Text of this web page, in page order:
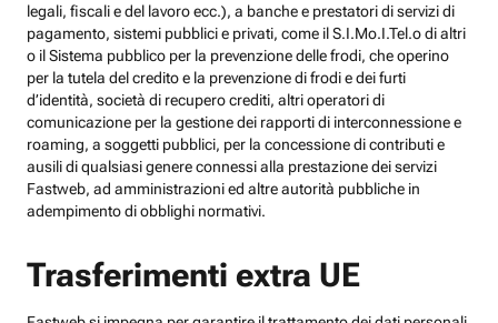
legali, fiscali e del lavoro ecc.), a banche e prestatori di servizi di
pagamento, sistemi pubblici e privati, come il S.I.Mo.I.Tel.o di altri
o il Sistema pubblico per la prevenzione delle frodi, che operino
per la tutela del credito e la prevenzione di frodi e dei furti
d’identità, società di recupero crediti, altri operatori di
comunicazione per la gestione dei rapporti di interconnessione e
roaming, a soggetti pubblici, per la concessione di contributi e
ausili di qualsiasi genere connessi alla prestazione dei servizi
Fastweb, ad amministrazioni ed altre autorità pubbliche in
adempimento di obblighi normativi.
Trasferimenti extra UE